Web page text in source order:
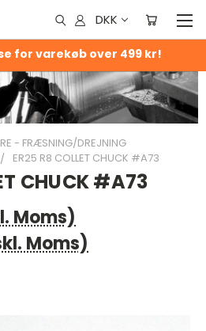
for varekøb over 499 kr!
DKK
- FRÆSNING/DREJNING
ER25 R8 COLLET CHUCK #A73
CHUCK #A73
Moms)
Moms)